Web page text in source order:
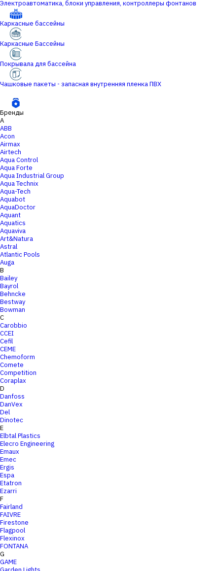
Электроавтоматика, блоки управления, контроллеры фонтанов
Каркасные бассейны
Каркасные Бассейны
Покрывала для бассейна
Чашковые пакеты - запасная внутренняя пленка ПВХ
Бренды
A
ABB
Acon
Airmax
Airtech
Aqua Control
Aqua Forte
Aqua Industrial Group
Aqua Technix
Aqua-Tech
Aquabot
AquaDoctor
Aquant
Aquatics
Aquaviva
Art&Natura
Astral
Atlantic Pools
Auga
B
Bailey
Bayrol
Behncke
Bestway
Bowman
C
Carobbio
CCEI
Cefil
CEME
Chemoform
Comete
Competition
Coraplax
D
Danfoss
DanVex
Del
Dinotec
E
Elbtal Plastics
Elecro Engineering
Emaux
Emec
Ergis
Espa
Etatron
Ezarri
F
Fairland
FAIVRE
Firestone
Flagpool
Flexinox
FONTANA
G
GAME